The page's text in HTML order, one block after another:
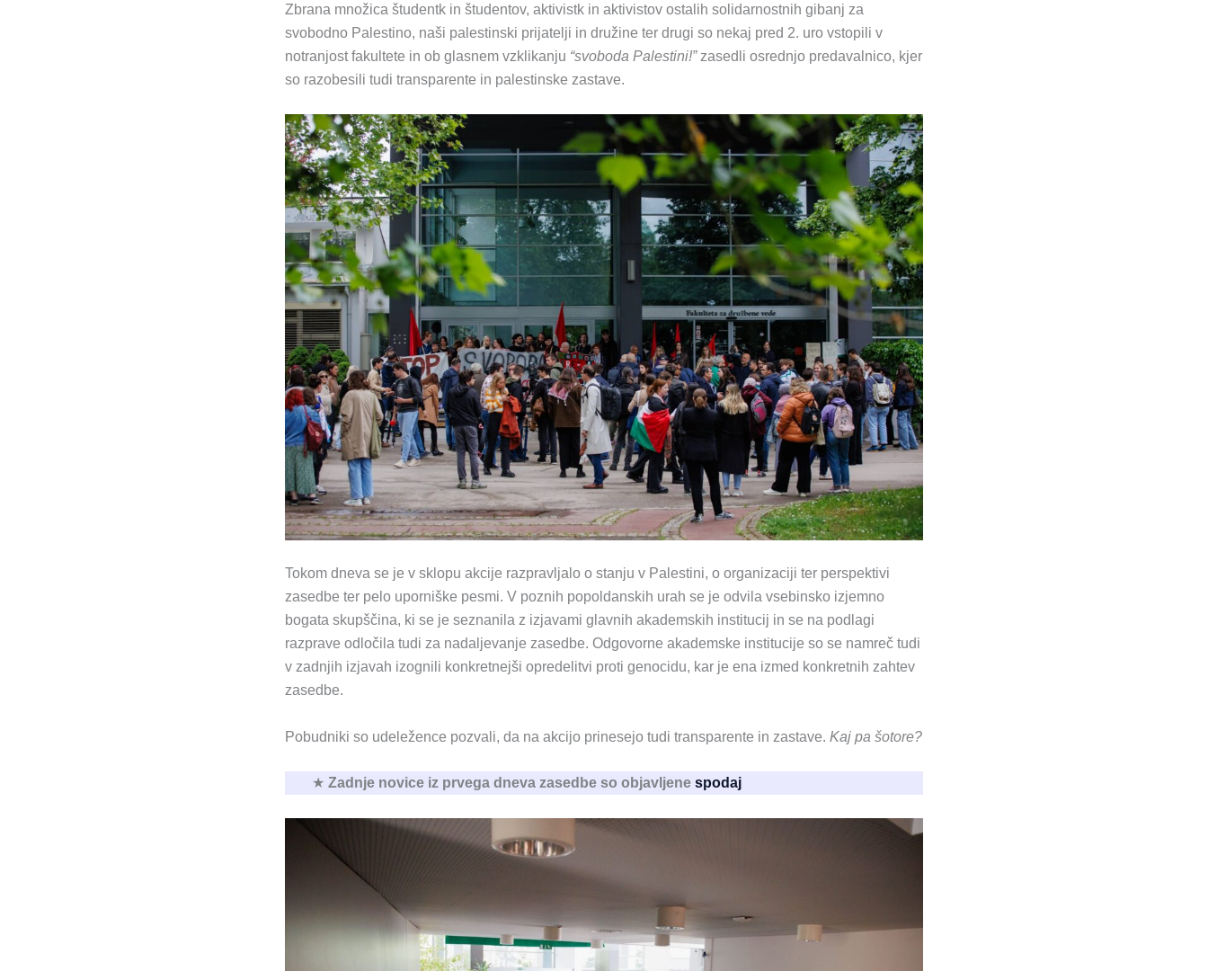
Zbrana množica študentk in študentov, aktivistk in aktivistov ostalih solidarnostnih gibanj za
svobodno Palestino, naši palestinski prijatelji in družine ter drugi so nekaj pred 2. uro vstopili v
notranjost fakultete in ob glasnem vzklikanju “svoboda Palestini!”zasedli osrednjo predavalnico, kjer
so razobesili tudi transparente in palestinske zastave.
Tokom dneva se je v sklopu akcije razpravljalo o stanju v Palestini, o organizaciji ter perspektivi
zasedbe ter pelo uporniške pesmi. V poznih popoldanskih urah se je odvila vsebinsko izjemno
bogata skupščina, ki se je seznanila z izjavami glavnih akademskih institucij in se na podlagi
razprave odločila tudi za nadaljevanje zasedbe. Odgovorne akademske institucije so se namreč tudi
v zadnjih izjavah izognili konkretnejši opredelitvi proti genocidu, kar je ena izmed konkretnih zahtev
zasedbe.
Pobudniki so udeležence pozvali, da na akcijo prinesejo tudi transparente in zastave. Kaj pa šotore?
★ Zadnje novice iz prvega dneva zasedbe so objavljene spodaj